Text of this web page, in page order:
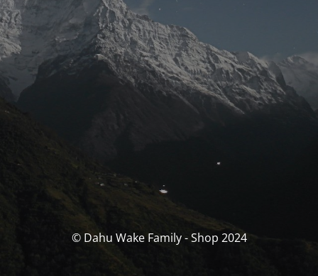
© Dahu Wake Family - Shop 2024